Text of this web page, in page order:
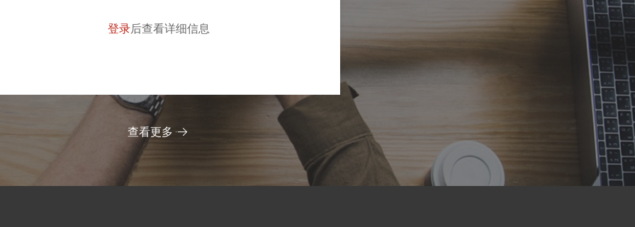
登录后查看详细信息
查看更多